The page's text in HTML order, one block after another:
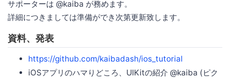
サポーターは @kaiba が務めます。
詳細につきましては準備ができ次第更新致します。
資料、発表
https://github.com/kaibadash/ios_tutorial
iOSアプリのハマりどころ、UIKitの紹介 @kaiba (ピク